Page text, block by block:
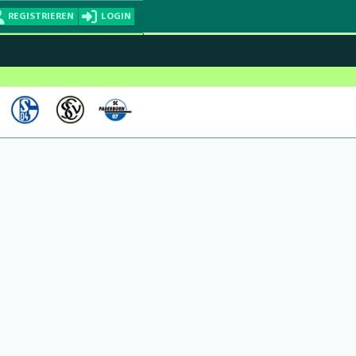
REGISTRIEREN LOGIN